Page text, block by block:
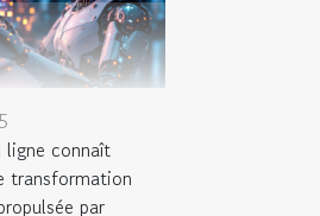
ligne connaît
transformation
par